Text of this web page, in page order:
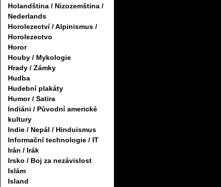
Holandština / Nizozemština /
Nederlands
Horolezectví / Alpinismus /
Horolezectvo
Horor
Houby / Mykologie
Hrady / Zámky
Hudba
Hudební plakáty
Humor / Satira
Indiáni / Původní americké
kultury
Indie / Nepál / Hinduismus
Informační technologie / IT
Irán / Irák
Irsko / Boj za nezávislost
Islám
Island